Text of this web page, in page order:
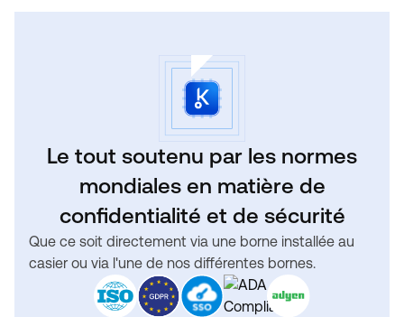
Le tout soutenu par les normes
mondiales en matière de
confidentialité et de sécurité
Que ce soit directement via une borne installée au
casier ou via l'une de nos différentes bornes.